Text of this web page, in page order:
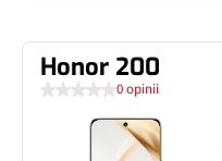
Honor 200
0 opinii